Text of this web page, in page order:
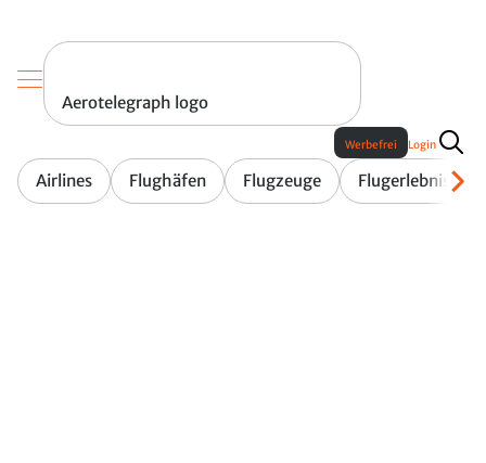
Aerotelegraph logo
Airlines Flughäfen Flugzeuge Flugerlebnis
Werbefrei Login